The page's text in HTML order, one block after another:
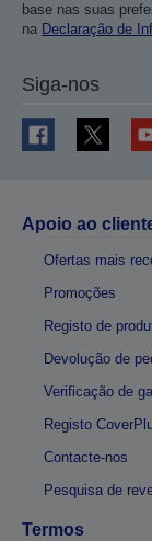
base nas suas
na Declaração de
Siga-nos
Apoio ao
Ofertas mais
Promoções
Registo de
Devolução de
Verificação de
Registo
Contacte-nos
Pesquisa de
Termos